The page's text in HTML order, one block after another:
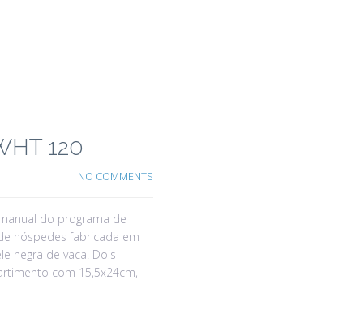
120
NO COMMENTS
do programa de
hóspedes fabricada em
negra de vaca. Dois
com 15,5x24cm,